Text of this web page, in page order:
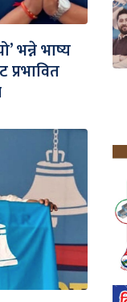
भन्ने भाष्य
प्रभावित